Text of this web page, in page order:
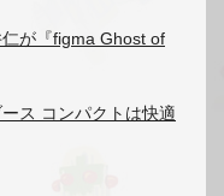
仁が『figma Ghost of
ス コンパクトは快適